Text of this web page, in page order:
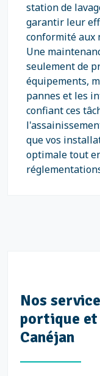
station de
garantir leur
conformité aux
Une
seulement de
équipements,
pannes et les
confiant ces
que vos
optimale tout
Nos
portique et
Canéjan